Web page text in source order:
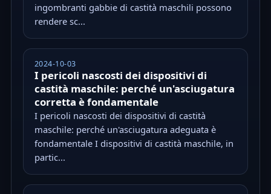
ingombranti gabbie di castità maschili possono
rendere sc...
2024-10-03
I pericoli nascosti dei dispositivi di
castità maschile: perché un'asciugatura
corretta è fondamentale
I pericoli nascosti dei dispositivi di castità
maschile: perché un'asciugatura adeguata è
fondamentale I dispositivi di castità maschile, in
partic...